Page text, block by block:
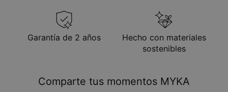
Garantía de 2 años
Hecho con materiales
sostenibles
Comparte tus momentos MYKA